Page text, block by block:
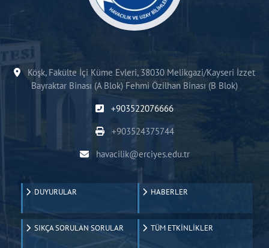
Köşk, Fakülte İçi Küme Evleri, 38030 Melikgazi/Kayseri İzzet
Bayraktar Binası (A Blok) Fehmi Özilhan Binası (B Blok)
+903522076666
+903524375744
havacilik@erciyes.edu.tr
DUYURULAR HABERLER
SIKÇA SORULAN SORULAR TÜM ETKİNLİKLER